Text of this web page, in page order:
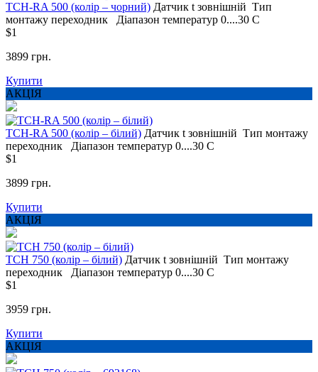
TCH-RA 500 (колір – чорний) Датчик t зовнішній Тип
монтажу переходник Діапазон температур 0....30 С
$1
3899 грн.
Купити
АКЦІЯ
TCH-RA 500 (колір – білий) Датчик t зовнішній Тип монтажу
переходник
Діапазон температур 0....30 С
$1
3899 грн.
Купити
АКЦІЯ
TCH 750 (колір – білий) Датчик t зовнішній Тип монтажу
переходник
Діапазон температур 0....30 С
$1
3959 грн.
Купити
АКЦІЯ